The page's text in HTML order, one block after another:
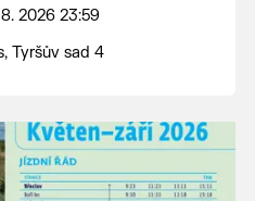
pro stárky od
na sokolovně
2026 23:59
Tyršův sad 4